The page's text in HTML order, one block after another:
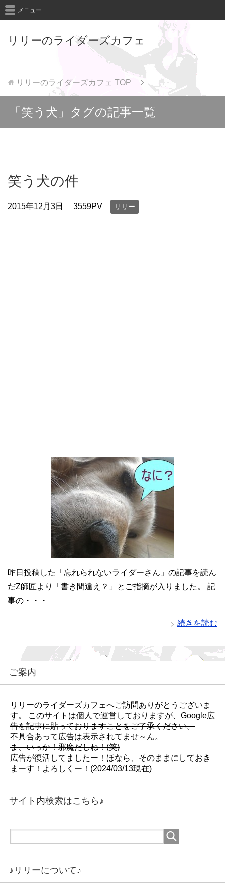
リリーのライダーズカフェ
メニュー
リリーのライダーズカフェ TOP
「笑う犬」タグの記事一覧
笑う犬の件
2015年12月3日 3559PV リリー
昨日投稿した「忘れられないライダーさん」の記事を読ん
だZ師匠より「書き間違え？」とご指摘が入りました。 記
事の・・・
続きを読む
ご案内
リリーのライダーズカフェへご訪問ありがとうございま
す。 このサイトは個人で運営しておりますが、 Google広
告を記事に貼っておりますことをご了承ください。
不具合あって広告は表示されてませ～ん。
ま、いっか！邪魔だしね！(笑)
広告が復活してましたー！ほなら、そのままにしておき
まーす！よろしくー！(2024/03/13現在)
サイト内検索はこちら♪
♪リリーについて♪